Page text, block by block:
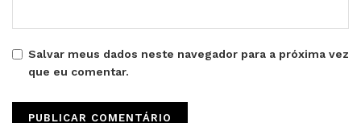
Salvar meus dados neste navegador para a próxima vez
que eu comentar.